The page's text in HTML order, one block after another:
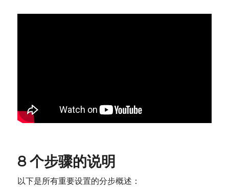
8 个步骤的说明
以下是所有重要设置的分步概述：